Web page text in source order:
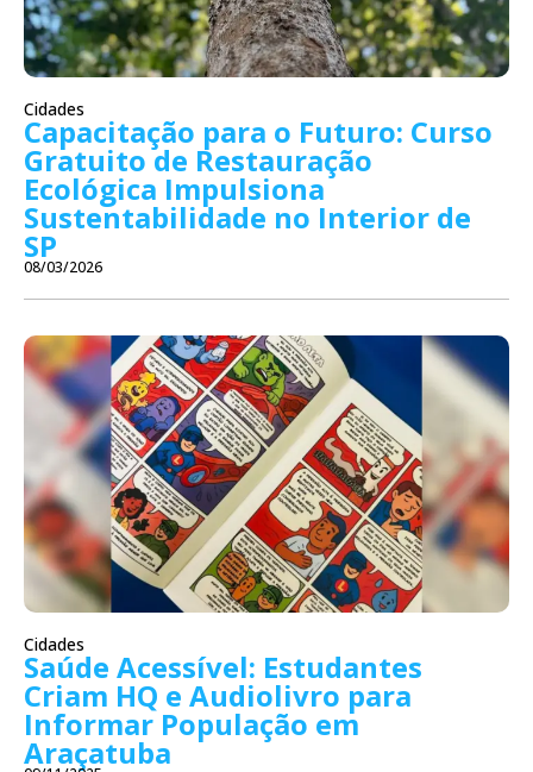
Cidades
Capacitação para o Futuro: Curso
Gratuito de Restauração
Ecológica Impulsiona
Sustentabilidade no Interior de
SP
08/03/2026
Cidades
Saúde Acessível: Estudantes
Criam HQ e Audiolivro para
Informar População em
Araçatuba